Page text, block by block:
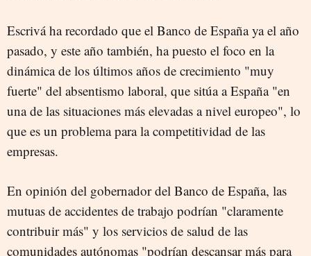
Escrivá ha recordado que el Banco de España ya el año
pasado, y este año también, ha puesto el foco en la
dinámica de los últimos años de crecimiento "muy
fuerte" del absentismo laboral, que sitúa a España "en
una de las situaciones más elevadas a nivel europeo", lo
que es un problema para la competitividad de las
empresas.
En opinión del gobernador del Banco de España, las
mutuas de accidentes de trabajo podrían "claramente
contribuir más" y los servicios de salud de las
comunidades autónomas "podrían descansar más para